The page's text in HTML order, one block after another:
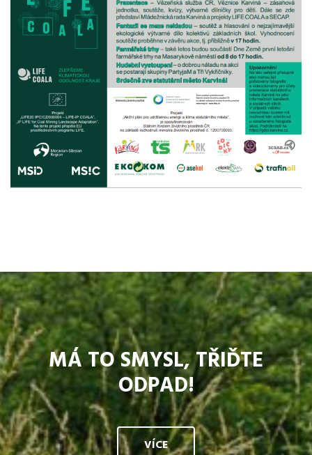
MÁ TO SMYSL, TŘIĎTE
ODPAD!
VÍCE